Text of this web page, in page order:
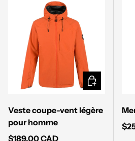
Veste coupe-vent légère
pour homme
$189.00 CAD
CHOISIR LES